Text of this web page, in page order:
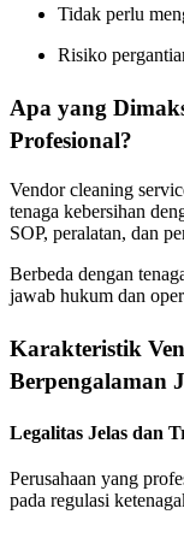
Tidak perlu
Risiko
Apa yang
Profesional?
Vendor cleaning
tenaga kebersihan
SOP, peralatan, dan
Berbeda dengan
jawab hukum dan
Karakteristik
Berpengalaman
Legalitas Jelas dan
Perusahaan yang
pada regulasi